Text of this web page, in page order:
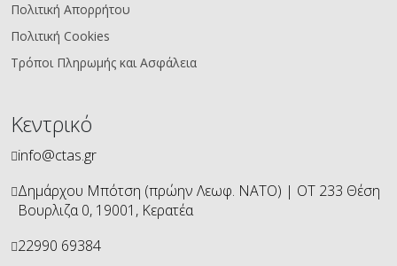
Πολιτική Απορρήτου
Πολιτική Cookies
Τρόποι Πληρωμής και Ασφάλεια
Κεντρικό
info@ctas.gr
Δημάρχου Μπότση (πρώην Λεωφ. ΝΑΤΟ) | ΟΤ 233 Θέση
Βουρλιζα 0, 19001, Κερατέα
22990 69384